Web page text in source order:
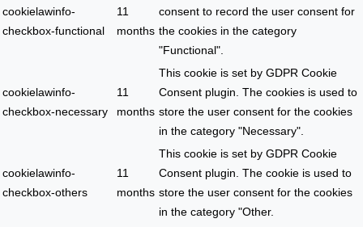
cookielawinfo-
checkbox-functional
11
months
consent to record the user consent for
the cookies in the category
"Functional".
cookielawinfo-
checkbox-necessary
11
months
This cookie is set by GDPR Cookie
Consent plugin. The cookies is used to
store the user consent for the cookies
in the category "Necessary".
cookielawinfo-
checkbox-others
11
months
This cookie is set by GDPR Cookie
Consent plugin. The cookie is used to
store the user consent for the cookies
in the category "Other.